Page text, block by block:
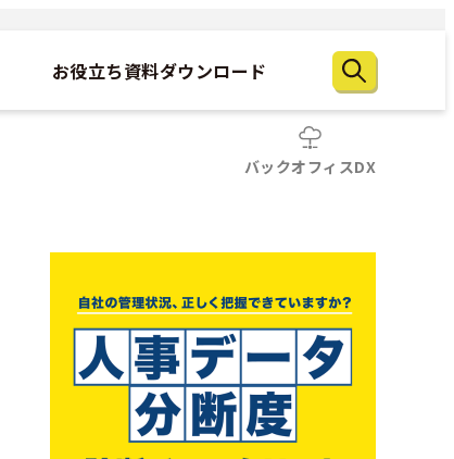
お役立ち資料ダウンロード
バックオフィスDX